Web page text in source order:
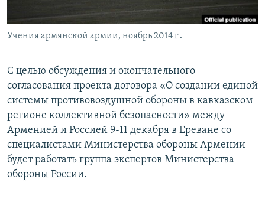
Все сайты Радио Азатутюн
Учения армянской армии, ноябрь 2014 г․
С целью обсуждения и окончательного
согласования проекта договора «О создании единой
системы противовоздушной обороны в кавказском
регионе коллективной безопасности» между
Арменией и Россией 9-11 декабря в Ереване со
специалистами Министерства обороны Армении
будет работать группа экспертов Министерства
обороны России.